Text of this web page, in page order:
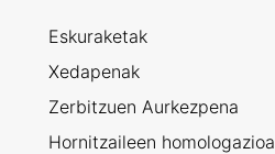
Eskuraketak
Xedapenak
Zerbitzuen Aurkezpena
Hornitzaileen homologazioa